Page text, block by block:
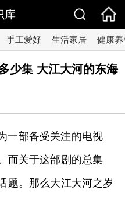
库
手工爱好 生活家居 健康养
少集 大江大河的东海
一部备受关注的电视
而关于这部剧的总集
题。那么大江大河之岁